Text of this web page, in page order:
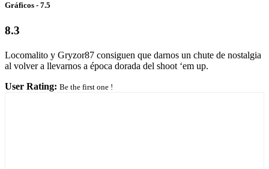
Gráficos - 7.5
8.3
Locomalito y Gryzor87 consiguen que darnos un chute de nostalgia
al volver a llevarnos a época dorada del shoot ‘em up.
User Rating: Be the first one !